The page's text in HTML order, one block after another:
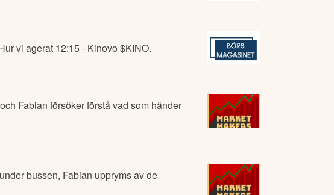
vi agerat 12:15 - Kinovo $KINO.
Fabian försöker förstå vad som händer
bussen, Fabian uppryms av de